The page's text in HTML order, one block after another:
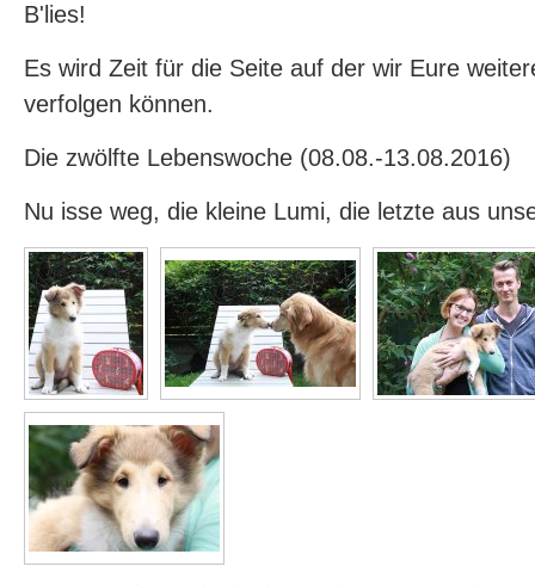
B'lies!
Es wird Zeit für die Seite auf der wir Eure
verfolgen können.
Die zwölfte Lebenswoche (08.08.-13.08.2016)
Nu isse weg, die kleine Lumi, die letzte aus